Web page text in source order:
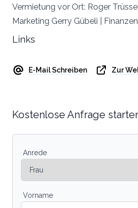
Vermietung vor Ort: Roger
Marketing Gerry Gübeli |
Links
E-Mail Schreiben Zur
Kostenlose Anfrage
Anrede
Vorname